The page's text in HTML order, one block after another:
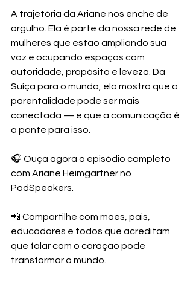
A trajetória da Ariane nos enche de
orgulho. Ela é parte da nossa rede de
mulheres que estão ampliando sua
voz e ocupando espaços com
autoridade, propósito e leveza. Da
Suíça para o mundo, ela mostra que a
parentalidade pode ser mais
conectada — e que a comunicação é
a ponte para isso.
🎧 Ouça agora o episódio completo
com Ariane Heimgartner no
PodSpeakers.
📲 Compartilhe com mães, pais,
educadores e todos que acreditam
que falar com o coração pode
transformar o mundo.